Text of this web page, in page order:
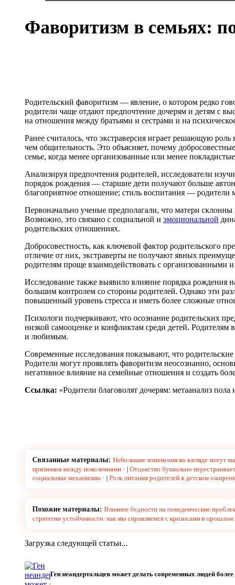
Фаворитизм в семьях:
Родительский фаворитизм — явление, о котором редко
родители чаще отдают предпочтение дочерям и детям с
на отношения между братьями и сестрами и на
Ранее считалось, что экстраверсия играет решающую
чем общительность. Это объясняет, почему
семье, когда менее организованные или менее
Анализируя предпочтения родителей, исследователи
порядок рождения — старшие дети получают больше
благоприятное отношение; стиль воспитания — родители
Первоначально ученые предполагали, что матери
Возможно, это связано с социальной и эмоциональной
родительских отношениях.
Добросовестность, как ключевой фактор родительского
отличие от них, экстраверты не получают явных
родителям проще взаимодействовать с
Исследование также выявило влияние порядка рождения
большим контролем со стороны родителей. Однако эти
повышенный уровень стресса и иметь более сложные
Психологи подчеркивают, что осознание родительских
низкой самооценке и конфликтам среди детей.
и любимым.
Современные исследования показывают, что
Родители могут проявлять фаворитизм неосознанно,
негативное влияние на семейные отношения и создать
Ссылка: «Родители благоволят дочерям: метаанализ
Связанные материалы: Небольшие изменения во взгляде могут
признаков между поколениями
| Отцовство буквально
социальные механизмы
| Роль питания родителей в детском
Похожие материалы: Влияние бедности на поведенческие
стратегии устойчивости: как мы справляемся с кризисами в
Загрузка следующей статьи...
Ген неандертальцев может делать современных людей